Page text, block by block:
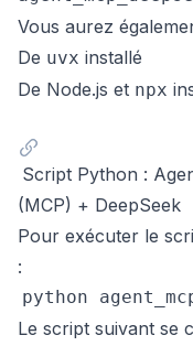
Vous aurez
De uvx installé
De Node.js et npx
Script Python :
(MCP) + DeepSeek
Pour exécuter le
:
python
Le script suivant se